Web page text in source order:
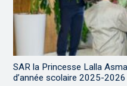
SAR la Princesse Lalla
d’année scolaire 2025-2026